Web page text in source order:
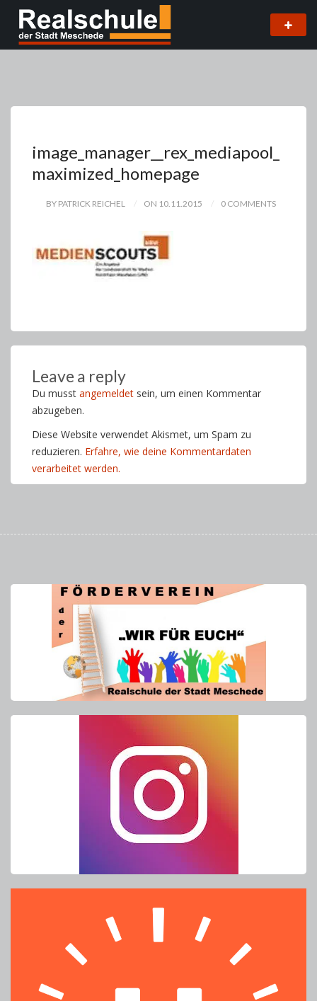
image_manager__rex_mediapool_
maximized_homepage
BY PATRICK REICHEL ON 10.11.2015 0 COMMENTS
Leave a reply
Du musst angemeldet sein, um einen Kommentar
abzugeben.
Diese Website verwendet Akismet, um Spam zu
reduzieren. Erfahre, wie deine Kommentardaten
verarbeitet werden.